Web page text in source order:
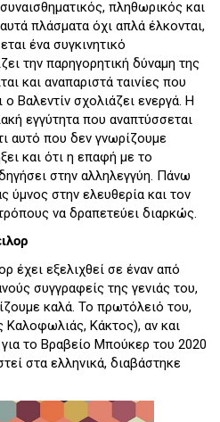
πληθωρικός και
πλάσματα όχι απλά έλκονται,
ένα συγκινητικό
την παρηγορητική δύναμη της
και αναπαριστά ταινίες που
ο Βαλεντίν σχολιάζει ενεργά. Η
εγγύτητα που αναπτύσσεται
αυτό που δεν γνωρίζουμε
και ότι η επαφή με το
στην αλληλεγγύη. Πάνω
ύμνος στην ελευθερία και τον
να δραπετεύει διαρκώς.
έχει εξελιχθεί σε έναν από
συγγραφείς της γενιάς του,
καλά. Το πρωτόλειό του,
Καλοφωλιάς, Κάκτος), αν και
το Βραβείο Μπούκερ του 2020
στα ελληνικά, διαβάστηκε